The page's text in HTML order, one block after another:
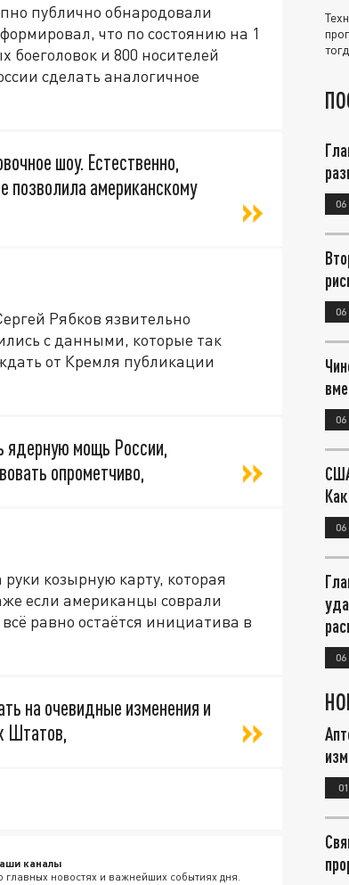
публично обнародовали
что по состоянию на 1
и 800 носителей
сделать аналогичное
шоу. Естественно,
позволила американскому
Рябков язвительно
с данными, которые так
от Кремля публикации
ядерную мощь России,
опрометчиво,
козырную карту, которая
если американцы соврали
равно остаётся инициатива в
на очевидные изменения и
Штатов,
каналы
главных новостях и важнейших событиях дня.